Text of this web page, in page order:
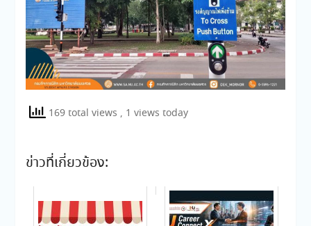
169 total views , 1 views today
ข่าวที่เกี่ยวข้อง: